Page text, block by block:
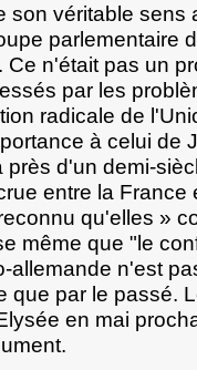
son véritable sens
parlementaire
n'était pas un
par les
radicale de
à celui de
d'un demi-
entre la France
qu'elles »
même que "le
allemande n'est
que par le passé.
en mai